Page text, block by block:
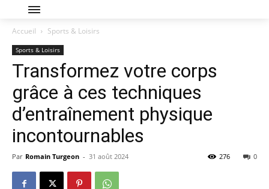
Accueil Sports & Loisirs
Sports & Loisirs
Transformez votre corps
grâce à ces techniques
d’entraînement physique
incontournables
Par Romain Turgeon - 31 août 2024 0
276